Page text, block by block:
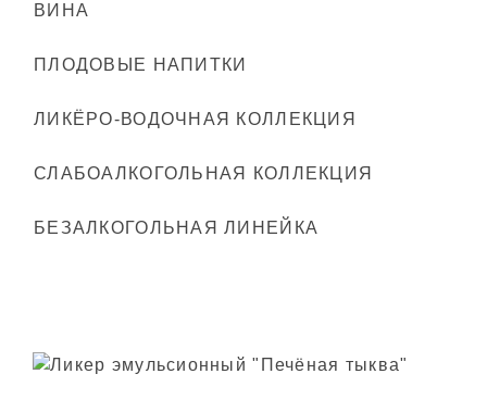
ВИНА
ПЛОДОВЫЕ НАПИТКИ
ЛИКЁРО-ВОДОЧНАЯ КОЛЛЕКЦИЯ
СЛАБОАЛКОГОЛЬНАЯ КОЛЛЕКЦИЯ
БЕЗАЛКОГОЛЬНАЯ ЛИНЕЙКА